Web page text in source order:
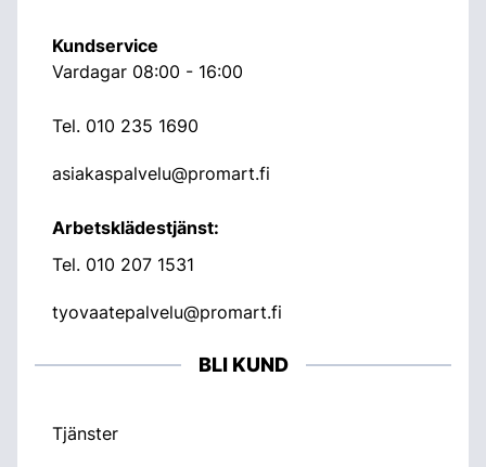
Kundservice
Vardagar 08:00 - 16:00
Tel. 010 235 1690
asiakaspalvelu@promart.fi
Arbetsklädestjänst:
Tel. 010 207 1531
tyovaatepalvelu@promart.fi
BLI KUND
Tjänster